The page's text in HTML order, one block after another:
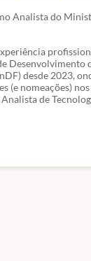
Analista do
desde 2023,
(e nomeações)
Analista de